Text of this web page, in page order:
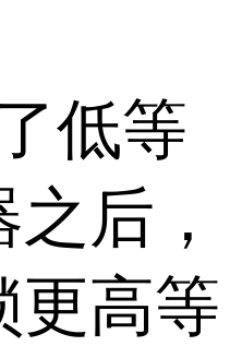
低等
后，
更高等